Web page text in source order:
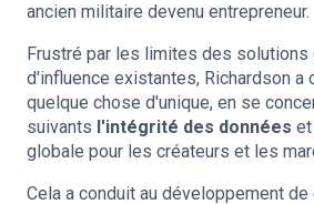
ancien militaire devenu entrepreneur.
Frustré par les limites des solutions
d'influence existantes, Richardson a
quelque chose d'unique, en se
suivants l'intégrité des données et
globale pour les créateurs et les
Cela a conduit au développement